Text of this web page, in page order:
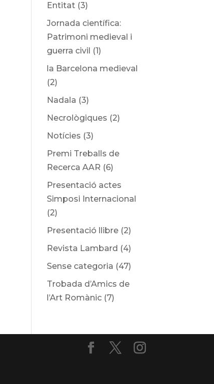
Entitat (3)
Jornada científica:
Patrimoni medieval i
guerra civil (1)
la Barcelona medieval
(2)
Nadala (3)
Necrològiques (2)
Notícies (3)
Premi Treballs de
Recerca AAR (6)
Presentació actes
Simposi Internacional
(2)
Presentació llibre (2)
Revista Lambard (4)
Sense categoria (47)
Trobada d’Amics de
l’Art Romànic (7)